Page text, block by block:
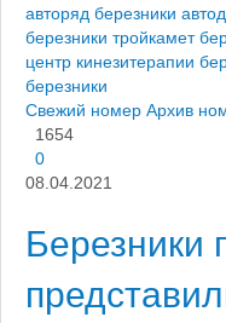
авторяд березники
березники тройкамет
центр кинезитерапии
березники
Свежий номер Архив
1654
0
08.04.2021
Березники